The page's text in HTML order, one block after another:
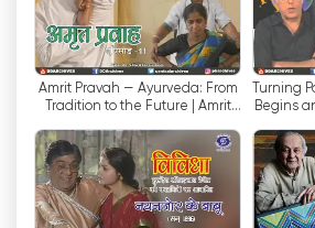
รวมถึงการเต้นรำ ดนตรี ละคร และ
จัดกิจกรรมทางวัฒนธรรม การประก
และพิธีมอบรางวัลมากมาย เพื่อเป็นเ
ได้แสดงฝีมือและได้รับการยอมรับ ด้
National จึงช่วยอนุรักษ์และส่งเสริม
วัฒนธรรมอันล้ำค่าของอินเดีย
ช่องนี้ยังเป็นที่รู้จักในด้านรายการข่า
สถานการณ์ปัจจุบัน DD National มี
Amrit Pravah — Ayurveda: From
Tradition to the Future | Amrit
Turning
Begins